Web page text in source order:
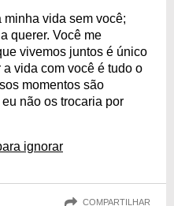
minha vida sem você;
querer. Você me
vivemos juntos é único
vida com você é tudo o
momentos são
não os trocaria por
ignorar
COMPARTILHAR